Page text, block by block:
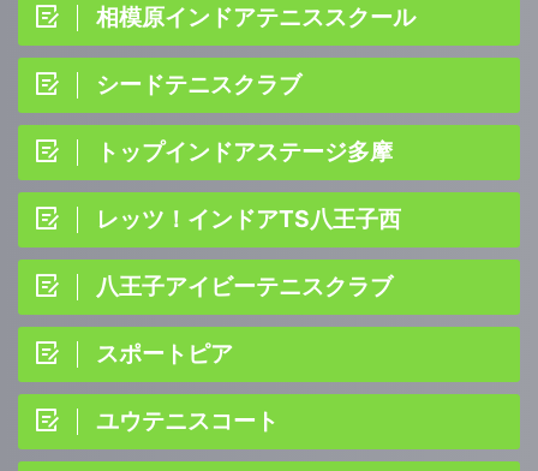
相模原インドアテニススクール
シードテニスクラブ
トップインドアステージ多摩
レッツ！インドアTS八王子西
八王子アイビーテニスクラブ
スポートピア
ユウテニスコート